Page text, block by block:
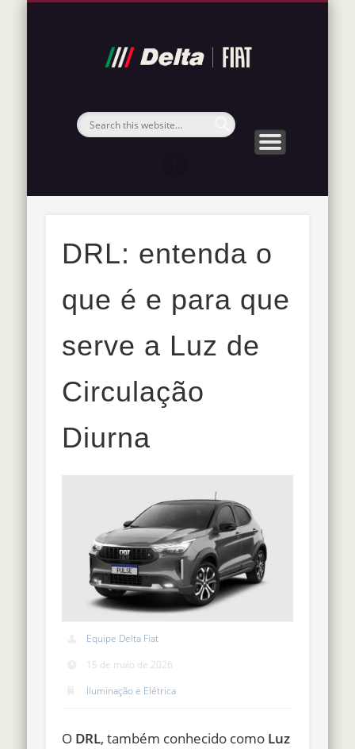
DRL: entenda o
que é e para que
serve a Luz de
Circulação
Diurna
Equipe Delta Fiat
15 de maio de 2026
Iluminação e Elétrica
O DRL, também conhecido como Luz